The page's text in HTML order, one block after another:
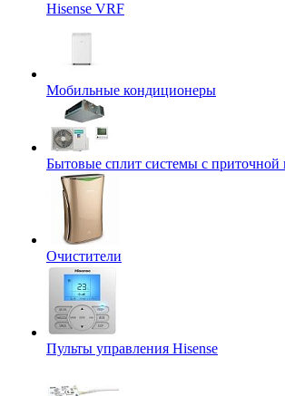
Hisense VRF
Мобильные кондиционеры
Бытовые сплит системы с приточной
Очистители
Пульты управления Hisense